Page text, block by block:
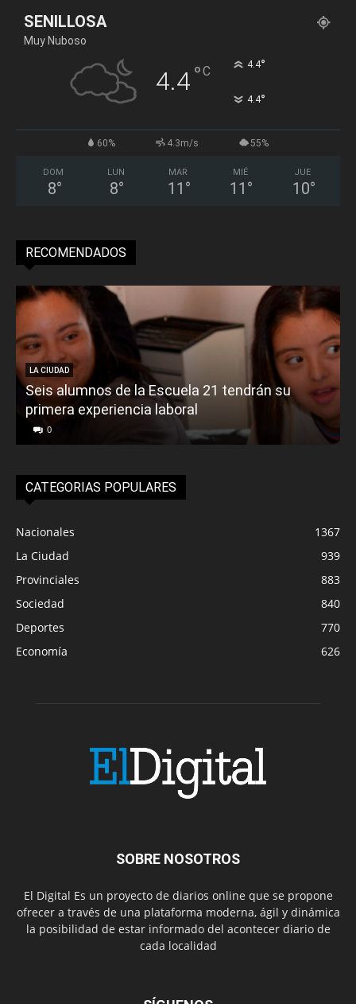
SENILLOSA
Muy Nuboso
4.4°C 4.4°
4.4°
60% 4.3m/s 55%
DOM
8°
LUN
8°
MAR
11 °
MIÉ
11 °
JUE
10°
RECOMENDADOS
LA CIUDAD
Seis alumnos de la Escuela 21 tendrán su
primera experiencia laboral
0
CATEGORIAS POPULARES
Nacionales
1367
La Ciudad
939
Provinciales
883
Sociedad
840
Deportes
770
Economía
626
SOBRE NOSOTROS
El Digital Es un proyecto de diarios online que se propone
ofrecer a través de una plataforma moderna, ágil y dinámica
la posibilidad de estar informado del acontecer diario de
cada localidad